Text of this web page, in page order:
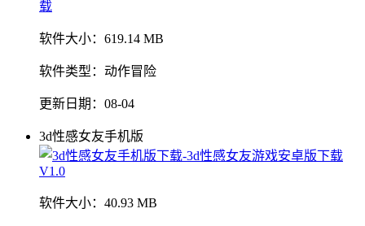
软件大小： 619.14 MB
软件类型： 动作冒险
更新日期： 08-04
3d性感女友手机版
软件大小： 40.93 MB